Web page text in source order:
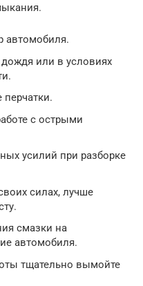
автомобиля.
или в условиях
с острыми
усилий при разборке
силах, лучше
смазки на
автомобиля.
тщательно вымойте